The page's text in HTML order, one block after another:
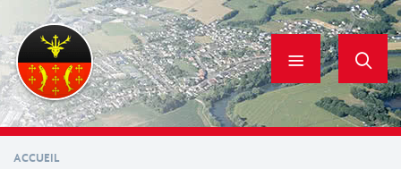
contenu
principal
ACCUEIL